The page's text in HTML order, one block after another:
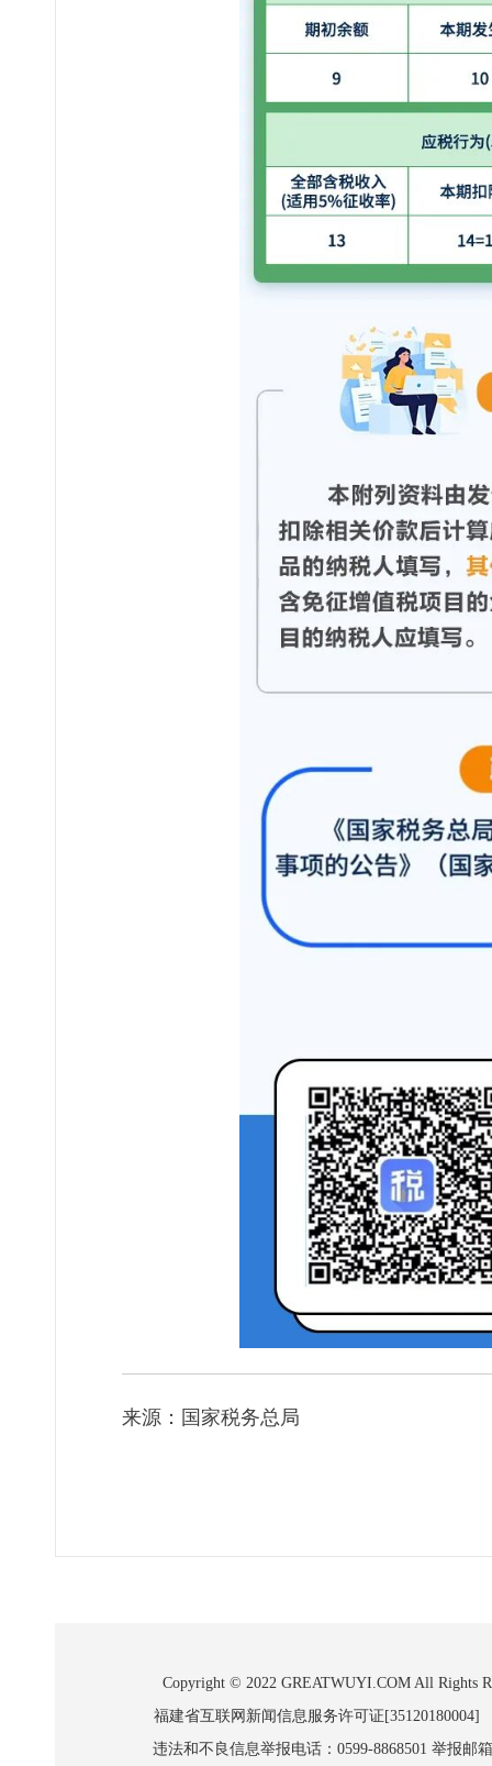
来源：国家税务总局
Copyright © 2022 GREATWUYI.COM All Rights
福建省互联网新闻信息服务许可证
违法和不良信息举报电话：0599-8868501 举报邮